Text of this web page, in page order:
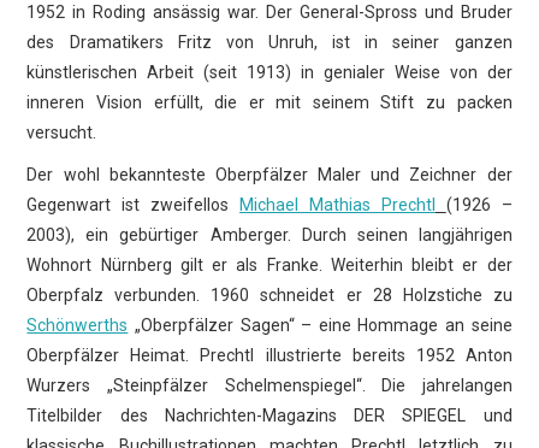
1952 in Roding ansässig war. Der General-Spross und Bruder
des Dramatikers Fritz von Unruh, ist in seiner ganzen
künstlerischen Arbeit (seit 1913) in genialer Weise von der
inneren Vision erfüllt, die er mit seinem Stift zu packen
versucht.
Der wohl bekannteste Oberpfälzer Maler und Zeichner der
Gegenwart ist zweifellos
Michael Mathias Prechtl
(1926 –
2003), ein gebürtiger Amberger. Durch seinen langjährigen
Wohnort Nürnberg gilt er als Franke. Weiterhin bleibt er der
Oberpfalz verbunden. 1960 schneidet er 28 Holzstiche zu
Schönwerths „Oberpfälzer Sagen“ – eine Hommage an seine
Oberpfälzer Heimat. Prechtl illustrierte bereits 1952 Anton
Wurzers „Steinpfälzer Schelmenspiegel“. Die jahrelangen
Titelbilder des Nachrichten-Magazins DER SPIEGEL und